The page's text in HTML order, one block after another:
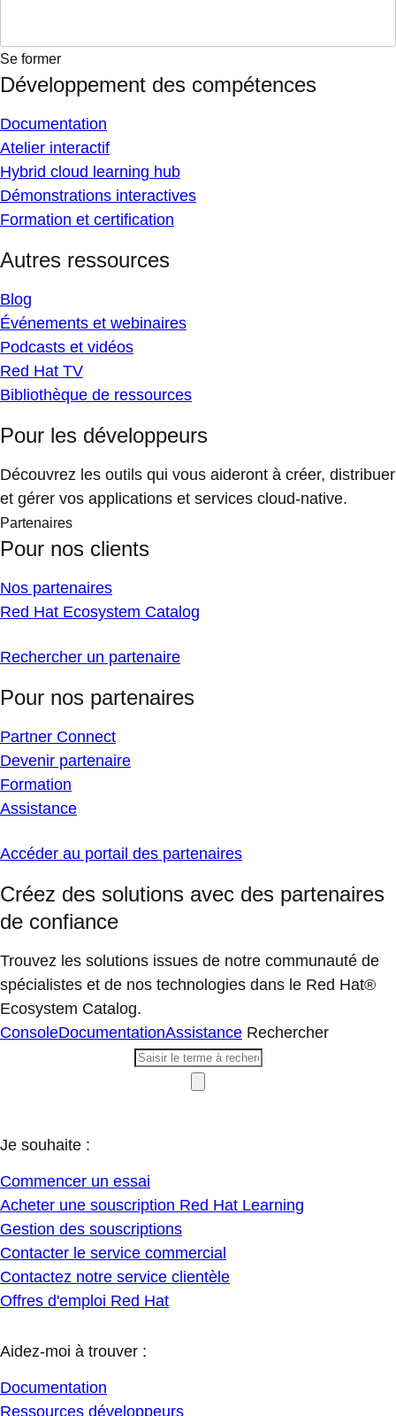
Se former
Développement des compétences
Documentation
Atelier interactif
Hybrid cloud learning hub
Démonstrations interactives
Formation et certification
Autres ressources
Blog
Événements et webinaires
Podcasts et vidéos
Red Hat TV
Bibliothèque de ressources
Pour les développeurs
Découvrez les outils qui vous aideront à créer, distribuer
et gérer vos applications et services cloud-native.
Partenaires
Pour nos clients
Nos partenaires
Red Hat Ecosystem Catalog
Rechercher un partenaire
Pour nos partenaires
Partner Connect
Devenir partenaire
Formation
Assistance
Accéder au portail des partenaires
Créez des solutions avec des partenaires
de confiance
Trouvez les solutions issues de notre communauté de
spécialistes et de nos technologies dans le Red Hat®
Ecosystem Catalog.
ConsoleDocumentationAssistance Rechercher
Je souhaite :
Commencer un essai
Acheter une souscription Red Hat Learning
Gestion des souscriptions
Contacter le service commercial
Contactez notre service clientèle
Offres d'emploi Red Hat
Aidez-moi à trouver :
Documentation
Ressources développeurs